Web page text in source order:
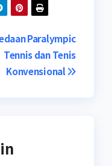
Paralympic
Tennis dan Tenis
Konvensional